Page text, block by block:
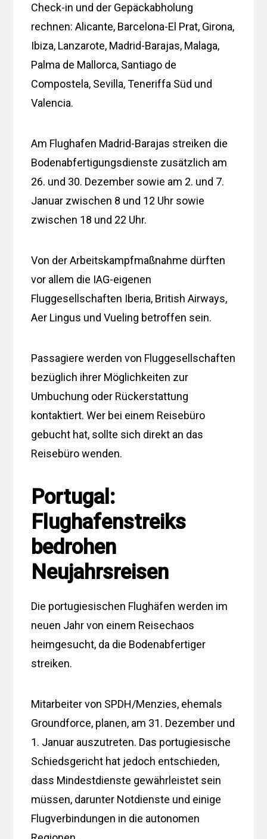
Check-in und der Gepäckabholung
rechnen: Alicante, Barcelona-El Prat, Girona,
Ibiza, Lanzarote, Madrid-Barajas, Malaga,
Palma de Mallorca, Santiago de
Compostela, Sevilla, Teneriffa Süd und
Valencia.
Am Flughafen Madrid-Barajas streiken die
Bodenabfertigungsdienste zusätzlich am
26. und 30. Dezember sowie am 2. und 7.
Januar zwischen 8 und 12 Uhr sowie
zwischen 18 und 22 Uhr.
Von der Arbeitskampfmaßnahme dürften
vor allem die IAG-eigenen
Fluggesellschaften Iberia, British Airways,
Aer Lingus und Vueling betroffen sein.
Passagiere werden von Fluggesellschaften
bezüglich ihrer Möglichkeiten zur
Umbuchung oder Rückerstattung
kontaktiert. Wer bei einem Reisebüro
gebucht hat, sollte sich direkt an das
Reisebüro wenden.
Portugal:
Flughafenstreiks
bedrohen
Neujahrsreisen
Die portugiesischen Flughäfen werden im
neuen Jahr von einem Reisechaos
heimgesucht, da die Bodenabfertiger
streiken.
Mitarbeiter von SPDH/Menzies, ehemals
Groundforce, planen, am 31. Dezember und
1. Januar auszutreten. Das portugiesische
Schiedsgericht hat jedoch entschieden,
dass Mindestdienste gewährleistet sein
müssen, darunter Notdienste und einige
Flugverbindungen in die autonomen